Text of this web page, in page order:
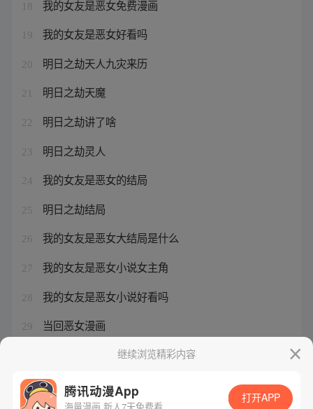
18 我的女友是恶女免费漫画
19 我的女友是恶女好看吗
20 明日之劫天人九灾来历
21 明日之劫天魔
22 明日之劫讲了啥
23 明日之劫灵人
24 我的女友是恶女的结局
25 明日之劫结局
26 我的女友是恶女大结局是什么
27 我的女友是恶女小说女主角
28 我的女友是恶女小说好看吗
29 当回恶女漫画
我的女友是恶女怎么样继续浏览精彩内容
腾讯动漫App 打开APP